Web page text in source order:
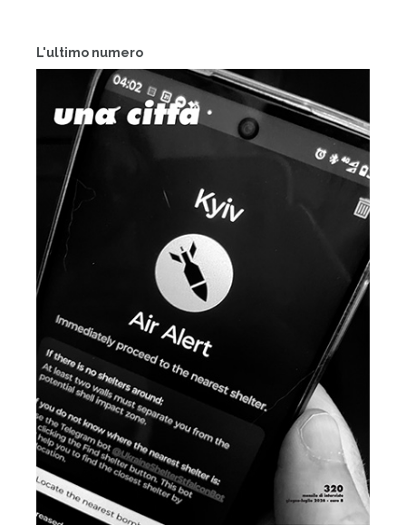
L'ultimo numero